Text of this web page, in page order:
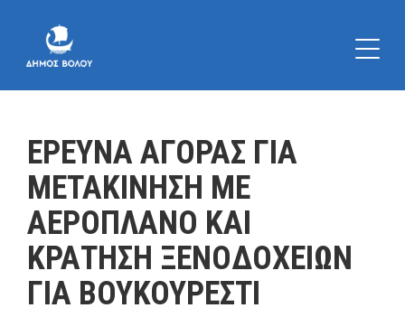
ΕΡΕΥΝΑ ΑΓΟΡΑΣ ΓΙΑ
ΜΕΤΑΚΙΝΗΣΗ ΜΕ
ΑΕΡΟΠΛΑΝΟ ΚΑΙ
ΚΡΑΤΗΣΗ ΞΕΝΟΔΟΧΕΙΩΝ
ΓΙΑ ΒΟΥΚΟΥΡΕΣΤΙ